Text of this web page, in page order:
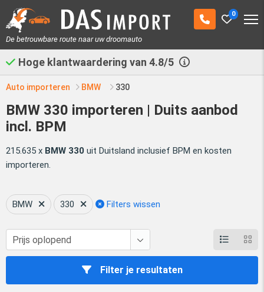
0
De betrouwbare route naar uw droomauto
Hoge klantwaardering van 4.8/5
Auto importeren BMW 330
BMW 330 importeren | Duits aanbod
incl. BPM
215.635 x BMW 330 uit Duitsland inclusief BPM en kosten
importeren.
BMW 330 Filters wissen
Filter je resultaten